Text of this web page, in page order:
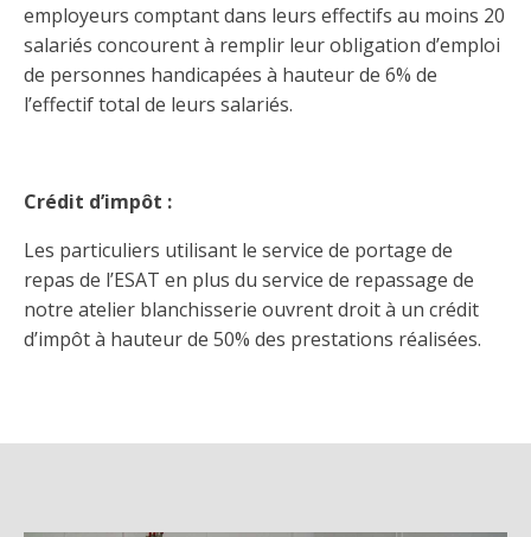
employeurs comptant dans leurs effectifs au moins 20
salariés concourent à remplir leur obligation d’emploi
de personnes handicapées à hauteur de 6% de
l’effectif total de leurs salariés.
Crédit d’impôt :
Les particuliers utilisant le service de portage de
repas de l’ESAT en plus du service de repassage de
notre atelier blanchisserie ouvrent droit à un crédit
d’impôt à hauteur de 50% des prestations réalisées.